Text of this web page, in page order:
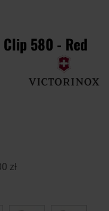
580 - Red
zł